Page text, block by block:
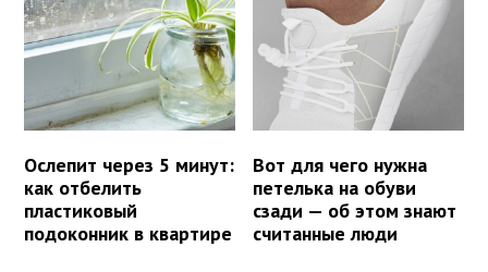
Ослепит через 5 минут:
как отбелить
пластиковый
подоконник в квартире
Вот для чего нужна
петелька на обуви
сзади — об этом знают
считанные люди